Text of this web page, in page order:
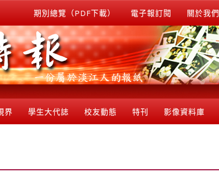
期別總覽（PDF下載） 電子報訂閱 關於我們
界 學生大代誌 校友動態 特刊 影像資料庫